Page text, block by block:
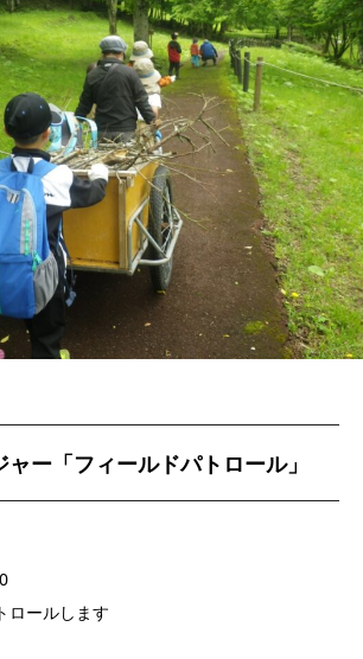
ー「フィールドパトロール」
ロールします